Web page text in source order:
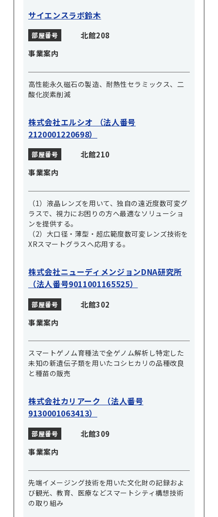
サイエンスラボ鈴木
部屋番号
北館208
事業案内
高性能永久磁石の製造、耐熱性セラミックス、二
酸化炭素削減
株式会社エルシオ （法人番号
2120001220698）
部屋番号
北館210
事業案内
（1）液晶レンズを用いて、独自の遠近度数可変グ
ラスで、視力にお困りの方へ最適なソリューショ
ンを提供する。
（2）大口径・薄型・超広範度数可変レンズ技術を
XRスマートグラスへ応用する。
株式会社ニューディメンジョンDNA研究所
（法人番号9011001165525）
部屋番号
北館302
事業案内
スマートゲノム育種法で全ゲノム解析し特定した
未知の新遺伝子類を用いたコシヒカリの品種改良
と種苗の販売
株式会社カリアーク （法人番号
9130001063413）
部屋番号
北館309
事業案内
先端イメージング技術を用いた文化財の記録およ
び観光、教育、医療などスマートシティ構想技術
の取り組み